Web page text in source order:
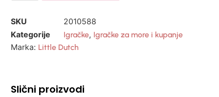
SKU
2010588
Kategorije
Igračke, Igračke za more i kupanje
Marka: Little Dutch
Slični proizvodi